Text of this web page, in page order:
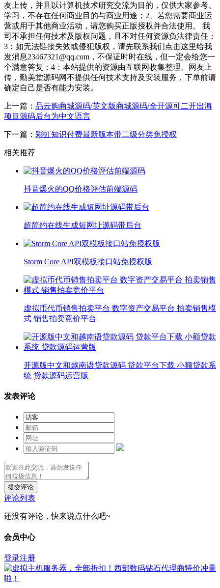
友上传，并且以计算机技术研究交流为目的，仅供大家参考、
学习，不存在任何商业目的与商业用途；2、若您需要商业运
营或用于其他商业活动，请您购买正版授权并合法使用。 我
司不承担任何技术及版权问题，且不对任何资源负法律责任；
3：如无法链接失效或侵犯版权，请先联系我们点击这里给我
发消息23467321@qq.com，不保证时时在线，但一定会给您一
个满意答复；4：本站提供的资源由互联网收集整理、网友上
传，勤美堂源码网不提供任何技术支持及安装服务，下单前请
确定自己是否有能力安装。
上一篇： 品云购商城源码/英文版商城源码/全开源可二开出海
项目源码后台为中文语言
下一篇： 彩虹知识付费最新版本带二级分类免授权
相关推荐
抖音爆火的QQ价格评估前端源码
超简约在线生成短网址源码带后台
Storm Core API双模板接口站免授权版
虚拟币代币销售拍卖平台 数字资产交易平台 拍卖销售模
式 销售拍卖竞价平台
开源版中文和越南语贷款源码 贷款平台下载 小额贷款系
统 贷款源码运营版
发表评论
提交评论
评论列表
还没有评论，快来说点什么吧~
会员中心
登录注册